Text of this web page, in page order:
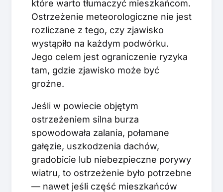
które warto tłumaczyć mieszkańcom.
Ostrzeżenie meteorologiczne nie jest
rozliczane z tego, czy zjawisko
wystąpiło na każdym podwórku.
Jego celem jest ograniczenie ryzyka
tam, gdzie zjawisko może być
groźne.
Jeśli w powiecie objętym
ostrzeżeniem silna burza
spowodowała zalania, połamane
gałęzie, uszkodzenia dachów,
gradobicie lub niebezpieczne porywy
wiatru, to ostrzeżenie było potrzebne
— nawet jeśli część mieszkańców